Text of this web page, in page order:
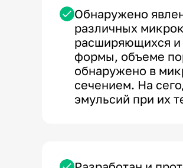
Обнаружено
различных
расширяющихся и
формы, объеме
обнаружено в
сечением. На
эмульсий при их